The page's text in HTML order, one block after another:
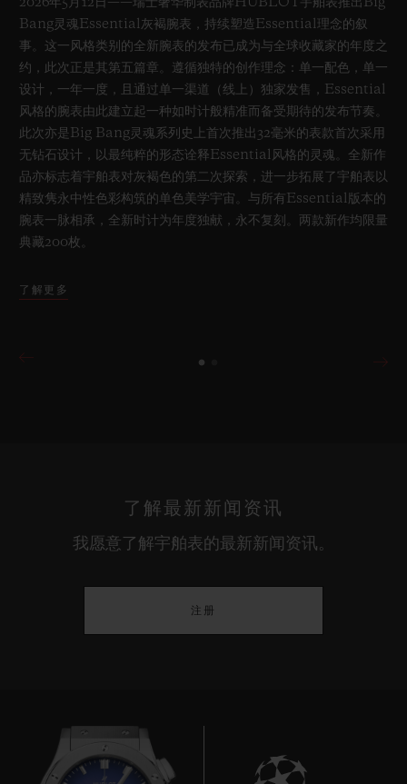
2026年5月12日——瑞士奢华制表品牌HUBLOT宇舶表推出Big
Bang灵魂Essential灰褐腕表，持续塑造Essential理念的叙
事。这一风格类别的全新腕表的发布已成为与全球收藏家的年度之
约，此次正是其第五篇章。遵循独特的创作理念：单一配色，单一
设计，一年一度，且通过单一渠道（线上）独家发售，Essential
风格的腕表由此建立起一种如时计般精准而备受期待的发布节奏。
此次亦是Big Bang灵魂系列史上首次推出32毫米的表款首次采用
无钻石设计，以最纯粹的形态诠释Essential风格的灵魂。全新作
品亦标志着宇舶表对灰褐色的第二次探索，进一步拓展了宇舶表以
精致隽永中性色彩构筑的单色美学宇宙。与所有Essential版本的
腕表一脉相承，全新时计为年度独献，永不复刻。两款新作均限量
典藏200枚。
了解更多
了解最新新闻资讯
我愿意了解宇舶表的最新新闻资讯。
注册